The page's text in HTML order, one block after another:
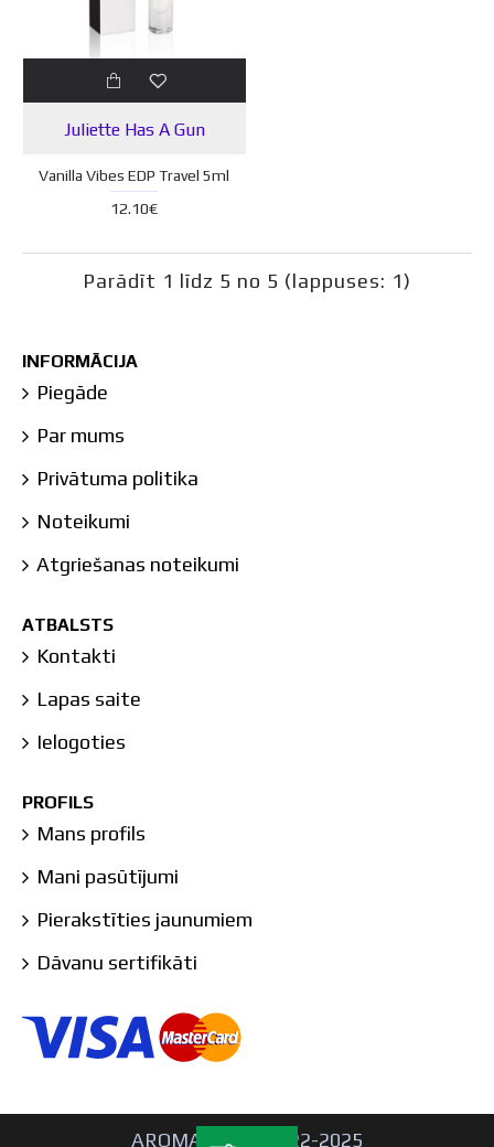
Juliette Has A Gun
Vanilla Vibes EDP Travel 5ml
12.10€
Parādīt 1 līdz 5 no 5 (lappuses: 1)
INFORMĀCIJA
Piegāde
Par mums
Privātuma politika
Noteikumi
Atgriešanas noteikumi
ATBALSTS
Kontakti
Lapas saite
Ielogoties
PROFILS
Mans profils
Mani pasūtījumi
Pierakstīties jaunumiem
Dāvanu sertifikāti
AROMA LAB © 2022-2025